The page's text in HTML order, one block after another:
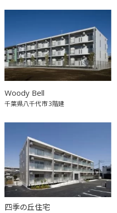
Woody Bell
千葉県八千代市3階建
四季の丘住宅